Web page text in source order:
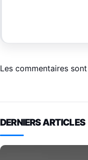
Les commentaires
DERNIERS ARTICLES